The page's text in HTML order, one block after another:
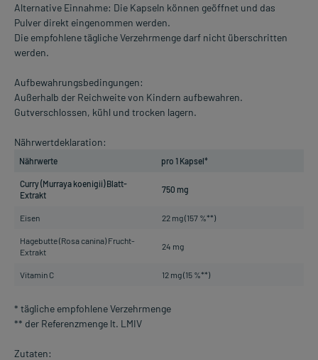
Alternative Einnahme: Die Kapseln können geöffnet und das
Pulver direkt eingenommen werden.
Die empfohlene tägliche Verzehrmenge darf nicht überschritten
werden.
Aufbewahrungsbedingungen:
Außerhalb der Reichweite von Kindern aufbewahren.
Gutverschlossen, kühl und trocken lagern.
Nährwertdeklaration:
Nährwerte pro 1 Kapsel*
Curry (Murraya koenigii) Blatt-
Extrakt
750 mg
Eisen 22 mg (157 %**)
Hagebutte (Rosa canina) Frucht-
Extrakt
24 mg
Vitamin C 12 mg (15 %**)
* tägliche empfohlene Verzehrmenge
** der Referenzmenge lt. LMIV
Zutaten: